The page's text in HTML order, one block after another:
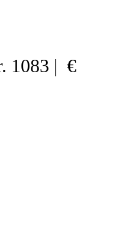
1083 | €